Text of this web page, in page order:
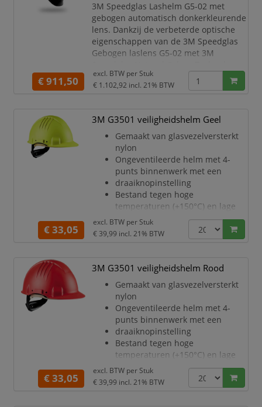
3M Speedglas Lashelm G5-02 met
gebogen automatisch donkerkleurende
lens. Dankzij de verbeterde optische
eigenschappen van de 3M Speedglas
Gebogen laslens G5-02 met 3M
kunt u kleuren gemakkelijker
herkennen.
gebogen automatisch donkerkleurende
lens. Dankzij de verbeterde optische
eigenschappen van de 3M Speedglas
Gebogen laslens G5-02 met 3M
Speedglas Natural Colour Technology k
€ 911,50
excl. BTW per Stuk
€ 1.102,92 incl. 21% BTW
3M G3501 veiligheidshelm Geel
Gemaakt van glasvezelversterkt
nylon
Ongeventileerde helm met 4-
punts binnenwerk met een
draaiknopinstelling
Bestand tegen hoge
temperaturen (+150°C) en lage
temperaturen
(30°C)
Elektrisch geïsoleerd volgens EN
werken bij
laagspanningsinstallaties
Bescherming tegen gesmolten
metaal (MM-optie)
Verstelbaar binnenwerk: 53 t/m
62 cm
Kleur: geel
€ 33,05
excl. BTW per Stuk
€ 39,99 incl. 21% BTW
3M G3501 veiligheidshelm Rood
Gemaakt van glasvezelversterkt
nylon
Ongeventileerde helm met 4-
punts binnenwerk met een
draaiknopinstelling
Bestand tegen hoge
temperaturen (+150°C) en lage
temperaturen
(30°C)
Elektrisch geïsoleerd volgens EN
€ 33,05
excl. BTW per Stuk
€ 39,99 incl. 21% BTW